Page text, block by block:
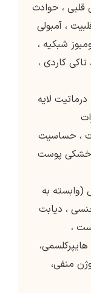
قلبی ، حوادث
، آمبولی
شبکیه ،
کاردی ،
درماتیت لایه
، حساسیت
خشکی پوست
(وابسته به
، دیابت
،
منفی،